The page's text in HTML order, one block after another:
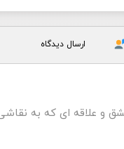
ارسال دیدگاه
و علاقه ای که به